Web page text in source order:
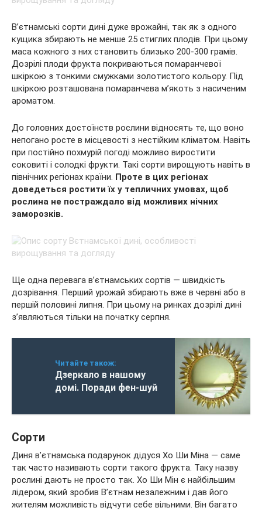
В’єтнамські сорти дині дуже врожайні, так як з одного
кущика збирають не менше 25 стиглих плодів. При цьому
маса кожного з них становить близько 200-300 грамів.
Дозрілі плоди фрукта покриваються помаранчевої
шкіркою з тонкими смужками золотистого кольору. Під
шкіркою розташована помаранчева м’якоть з насиченим
ароматом.
До головних достоїнств рослини відносять те, що воно
непогано росте в місцевості з нестійким кліматом. Навіть
при постійно похмурій погоді можливо виростити
соковиті і солодкі фрукти. Такі сорти вирощують навіть в
північних регіонах країни. Проте в цих регіонах
доведеться ростити їх у тепличних умовах, щоб
рослина не постраждало від можливих нічних
заморозків.
Ще одна перевага в’єтнамських сортів — швидкість
дозрівання. Перший урожай збирають вже в червні або в
першій половині липня. При цьому на ринках дозрілі дині
з’являються тільки на початку серпня.
Читайте також:
Дзеркало в нашому
домі. Поради фен-шуй
Сорти
Диня в’єтнамська подарунок дідуся Хо Ши Міна — саме
так часто називають сорти такого фрукта. Таку назву
рослині дають не просто так. Хо Ши Мін є найбільшим
лідером, який зробив В’єтнам незалежним і дав його
жителям можливість відчути себе вільними. Він багато